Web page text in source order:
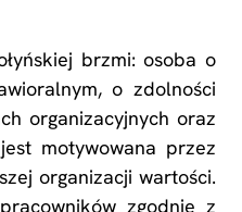
brzmi: osoba o
o zdolności
organizacyjnych oraz
motywowana przez
organizacji wartości.
zgodnie z